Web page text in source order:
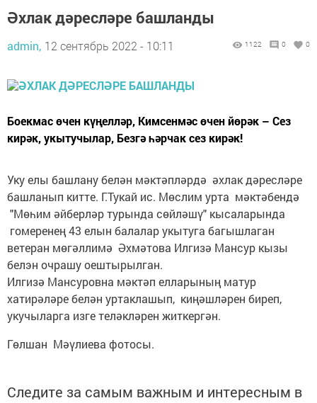
Әхлак дәресләре башланды
admin, 12 сентябрь 2022 - 10:11 1122 0 0
Боекмас өчен күңелләр, Кимсенмәс өчен йөрәк – Сез
кирәк, укытучылар, Безгә һәрчак сез кирәк!
Уку елы башлану белән мәктәпләрдә әхлак дәресләре
башланып китте. Г.Тукай ис. Мөслим урта мәктәбендә
"Мөһим әйберләр турында сөйләшү" кысаларында
гомеренең 43 елын балалар укытуга багышлаган
ветеран мөгәллимә Әхмәтова Илгизә Мансур кызы
белэн очрашу оештырылган.
Илгизә Мансуровна мәктәп елларының матур
хатирәләре белән уртаклашып, киңәшләрен биреп,
укучыларга изге теләкләрен житкергән.
Гөлшан Мәүлиева фотосы.
Следите за самым важным и интересным в